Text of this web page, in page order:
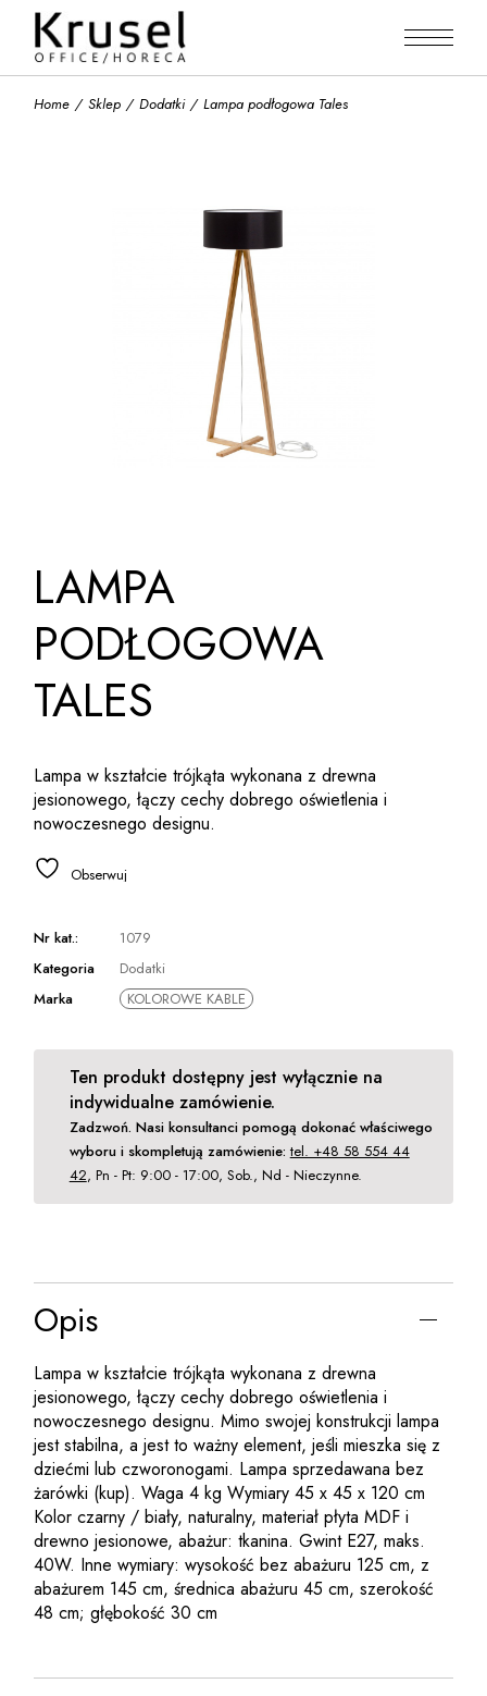
content
Home Sklep Dodatki Lampa podłogowa Tales
LAMPA
PODŁOGOWA
TALES
Lampa w kształcie trójkąta wykonana z drewna
jesionowego, łączy cechy dobrego oświetlenia i
nowoczesnego designu.
Obserwuj
Nr kat.:
1079
Kategoria
Dodatki
Marka
KOLOROWE KABLE
Ten produkt dostępny jest wyłącznie na
indywidualne zamówienie.
Zadzwoń. Nasi konsultanci pomogą dokonać właściwego
wyboru i skompletują zamówienie: tel. +48 58 554 44
42, Pn - Pt: 9:00 - 17:00, Sob., Nd - Nieczynne.
Opis
Lampa w kształcie trójkąta wykonana z drewna
jesionowego, łączy cechy dobrego oświetlenia i
nowoczesnego designu. Mimo swojej konstrukcji lampa
jest stabilna, a jest to ważny element, jeśli mieszka się z
dziećmi lub czworonogami. Lampa sprzedawana bez
żarówki (kup). Waga 4 kg Wymiary 45 x 45 x 120 cm
Kolor czarny / biały, naturalny, materiał płyta MDF i
drewno jesionowe, abażur: tkanina. Gwint E27, maks.
40W. Inne wymiary: wysokość bez abażuru 125 cm, z
abażurem 145 cm, średnica abażuru 45 cm, szerokość
48 cm; głębokość 30 cm